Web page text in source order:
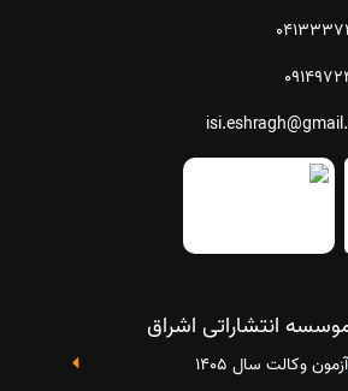
انتشاراتی اشراق
آزمون وکالت سال 1405